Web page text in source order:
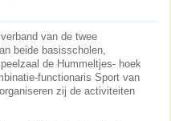
van de twee
beide basisscholen,
de Hummeltjes- hoek
functionaris Sport van
zij de activiteiten